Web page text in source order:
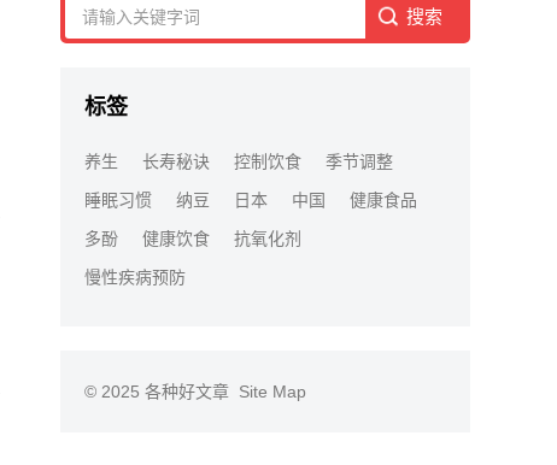
标签
养生 长寿秘诀 控制饮食
季节调整
睡眠习惯
纳豆 日本 中国
健康食品
多酚
健康饮食
抗氧化剂
慢性疾病预防
© 2025 各种好文章 Site Map